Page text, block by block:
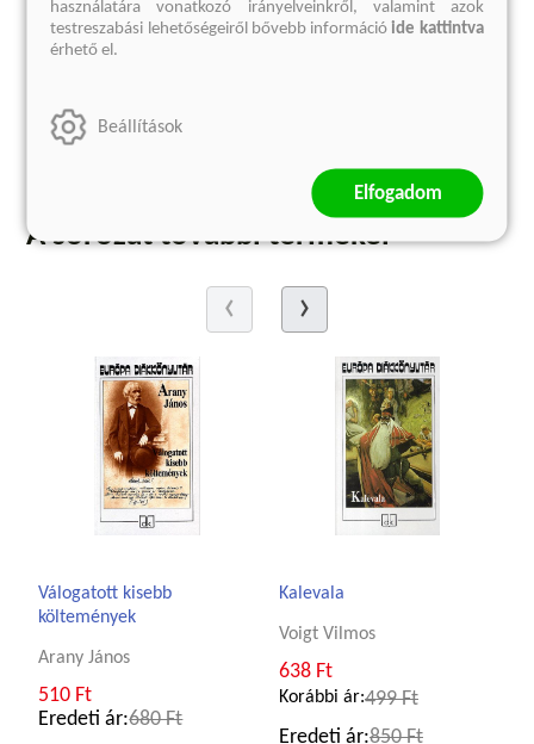
2 624 Ft
Korábbi ár:
A sorozat további termékei
Válogatott kisebb
költemények
Arany János
510 Ft
Eredeti ár:680 Ft
Kalevala
Voigt Vilmos
638 Ft
Korábbi ár:499 Ft
Eredeti ár:850 Ft
használatára vonatkozó irányelveinkről, valamint azok
testreszabási lehetőségeiről bővebb információide kattintva
érhető el.
Beállítások
Elfogadom